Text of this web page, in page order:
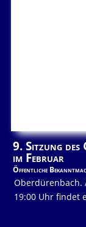
9. Sitzung des
im Februar
Öffentliche
Oberdürenbach.
19:00 Uhr findet